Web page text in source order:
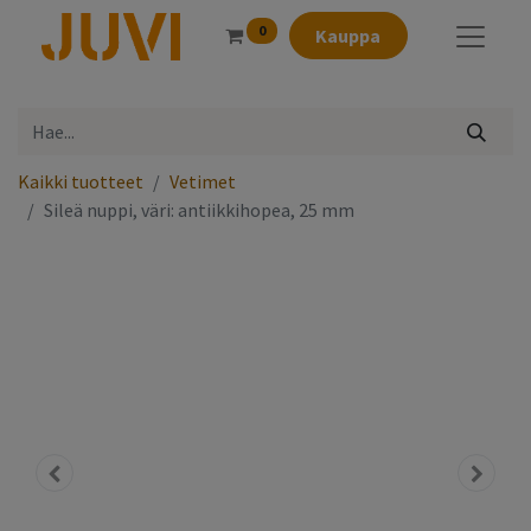
0 Kauppa
Kaikki tuotteet
Vetimet
Sileä nuppi, väri: antiikkihopea, 25 mm